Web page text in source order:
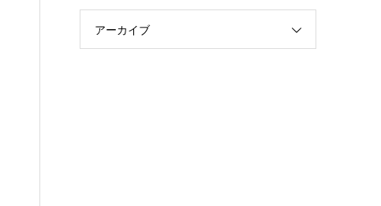
アーカイブ